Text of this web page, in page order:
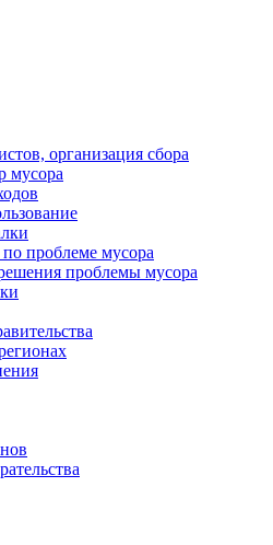
организация сбора
мусора
проблеме мусора
проблемы мусора